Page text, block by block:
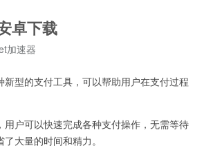
卓下载
加速器
型的支付工具，可以帮助用户在支付过程
户可以快速完成各种支付操作，无需等待
大量的时间和精力。